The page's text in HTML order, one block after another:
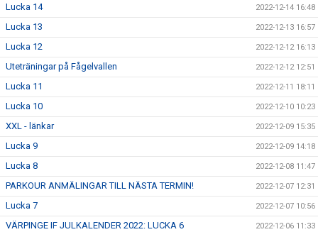
Lucka 14 2022-12-14 16:48
Lucka 13 2022-12-13 16:57
Lucka 12 2022-12-12 16:13
Uteträningar på Fågelvallen 2022-12-12 12:51
Lucka 11 2022-12-11 18:11
Lucka 10 2022-12-10 10:23
XXL - länkar 2022-12-09 15:35
Lucka 9 2022-12-09 14:18
Lucka 8 2022-12-08 11:47
PARKOUR ANMÄLINGAR TILL NÄSTA TERMIN! 2022-12-07 12:31
Lucka 7 2022-12-07 10:56
VÄRPINGE IF JULKALENDER 2022: LUCKA 6 2022-12-06 11:33